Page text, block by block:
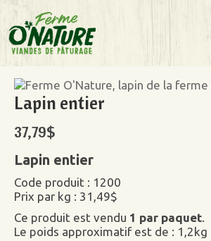
Lapin entier
37,79$
Lapin entier
Code produit : 1200
Prix par kg : 31,49$
Ce produit est vendu 1 par paquet
Le poids approximatif est de : 1,2kg